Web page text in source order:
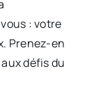
: votre
Prenez-en
défis du